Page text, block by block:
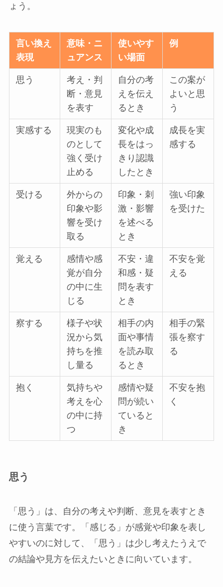
ょう。
言い換え
表現
意味・ニ
ュアンス
使いやす
い場面
例
思う
考え・判
断・意見
を表す
自分の考
えを伝え
るとき
この案が
よいと思
う
実感する
現実のも
のとして
強く受け
止める
変化や成
長をはっ
きり認識
したとき
成長を実
感する
受ける
外からの
印象や影
響を受け
取る
印象・刺
激・影響
を述べる
とき
強い印象
を受けた
覚える
感情や感
覚が自分
の中に生
じる
不安・違
和感・疑
問を表す
とき
不安を覚
える
察する
様子や状
況から気
持ちを推
し量る
相手の内
面や事情
を読み取
るとき
相手の緊
張を察す
る
抱く
気持ちや
考えを心
の中に持
つ
感情や疑
問が続い
ていると
き
不安を抱
く
思う
「思う」は、自分の考えや判断、意見を表すとき
に使う言葉です。「感じる」が感覚や印象を表し
やすいのに対して、「思う」は少し考えたうえで
の結論や見方を伝えたいときに向いています。